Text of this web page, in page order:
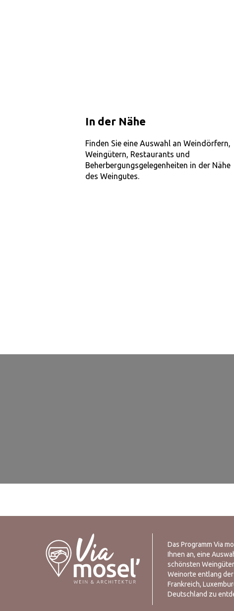
In der Nähe
Finden Sie eine Auswahl an Weindörfern,
Weingütern, Restaurants und
Beherbergungsgelegenheiten in der Nähe
des Weingutes.
Das Programm Via
Ihnen an, eine
schönsten
Weinorte entlang
Frankreich,
Deutschland zu